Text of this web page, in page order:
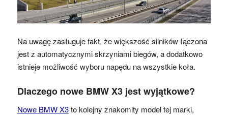
Na uwagę zasługuje fakt, że większość silników łączona
jest z automatycznymi skrzyniami biegów, a dodatkowo
istnieje możliwość wyboru napędu na wszystkie koła.
Dlaczego nowe BMW X3 jest wyjątkowe?
Nowe BMW X3to kolejny znakomity model tej marki,